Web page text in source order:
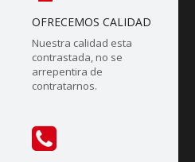
OFRECEMOS CALIDAD
Nuestra calidad esta
contrastada, no se
arrepentira de
contratarnos.